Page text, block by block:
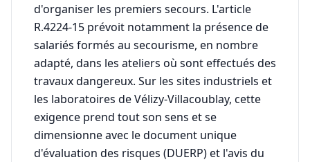
d'organiser les premiers secours. L'article
R.4224-15 prévoit notamment la présence de
salariés formés au secourisme, en nombre
adapté, dans les ateliers où sont effectués des
travaux dangereux. Sur les sites industriels et
les laboratoires de Vélizy-Villacoublay, cette
exigence prend tout son sens et se
dimensionne avec le document unique
d'évaluation des risques (DUERP) et l'avis du